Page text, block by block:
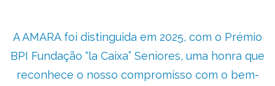
A AMARA foi distinguida em 2025, com o Prémio
BPI Fundação “la Caixa” Seniores, uma honra que
reconhece o nosso compromisso com o bem-